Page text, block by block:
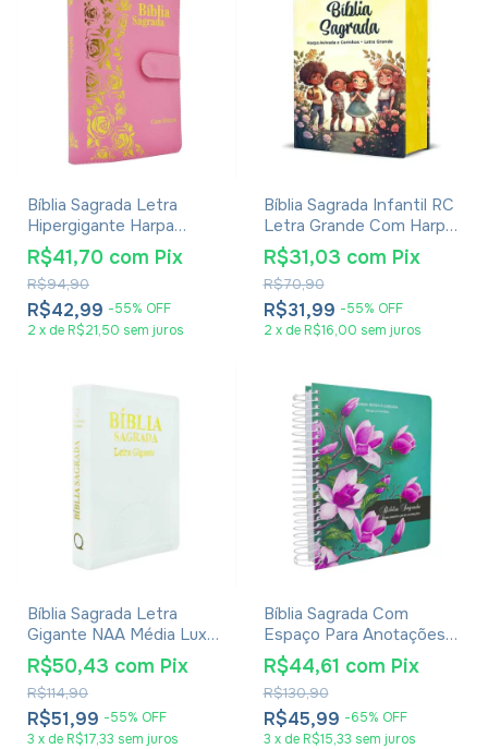
Bíblia Sagrada Letra
Hipergigante Harpa
Avivada E Corinhos -
Carteira Rosa Claro
R$42,99 -55% OFF
R$94,90
R$41,70 com Pix
2 x de R$21,50 sem juros
Bíblia Sagrada Infantil RC
Letra Grande Com Harpa
Avivada E Corinhos Capa
Dura Pequena Crianças
Jardim
R$31,99 -55% OFF
R$70,90
R$31,03 com Pix
2 x de R$16,00 sem juros
Bíblia Sagrada Letra
Gigante NAA Média Luxo
Com Índice
R$51,99 -55% OFF
R$114,90
R$50,43 com Pix
3 x de R$17,33 sem juros
Bíblia Sagrada Com
Espaço Para Anotações
Harpa Avivada E Corinhos
Flores Pink
R$45,99 -65% OFF
R$130,90
R$44,61 com Pix
3 x de R$15,33 sem juros